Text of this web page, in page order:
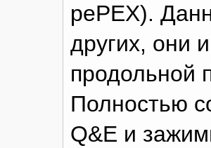
pePEX).
других, они
продольной
Полностью
Q&E и